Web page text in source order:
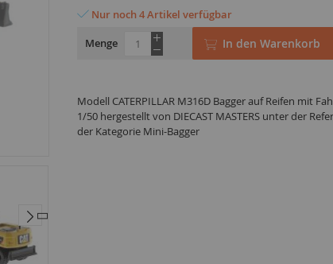
Nur noch 4 Artikel verfügbar
Menge
In den Warenkorb
Modell CATERPILLAR M316D Bagger auf Reifen mit
1/50 hergestellt von DIECAST MASTERS unter der
der Kategorie Mini-Bagger